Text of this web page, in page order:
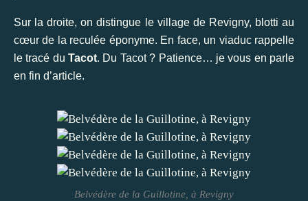
Sur la droite, on distingue le village de Revigny, blotti au
cœur de la reculée éponyme. En face, un viaduc rappelle
le tracé duTacot. Du Tacot ? Patience… je vous en parle
en fin d’article.
Belvédère de la Guillotine, à Revigny